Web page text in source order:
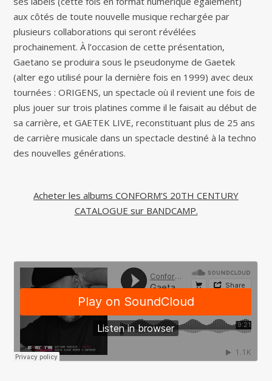
aux côtés de toute nouvelle musique rechargée par
plusieurs collaborations qui seront révélées
prochainement. À l’occasion de cette présentation,
Gaetano se produira sous le pseudonyme de Gaetek
(alter ego utilisé pour la dernière fois en 1999) avec deux
tournées : ORIGENS, un spectacle où il revient une fois de
plus jouer sur trois platines comme il le faisait au début de
sa carrière, et GAETEK LIVE, reconstituant plus de 25 ans
de carrière musicale dans un spectacle destiné à la techno
des nouvelles générations.
Acheter les albums CONFORM’S 20TH CENTURY
CATALOGUE sur BANDCAMP.